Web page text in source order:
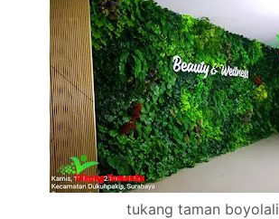
tukang taman boyolali